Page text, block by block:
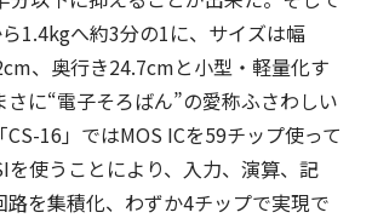
1.4kgへ約3分の1に、サイズは幅
、奥行き24.7cmと小型・軽量化す
さに“電子そろばん”の愛称ふさわしい
16」ではMOS ICを59チップ使って
を使うことにより、入力、演算、記
を集積化、わずか4チップで実現で